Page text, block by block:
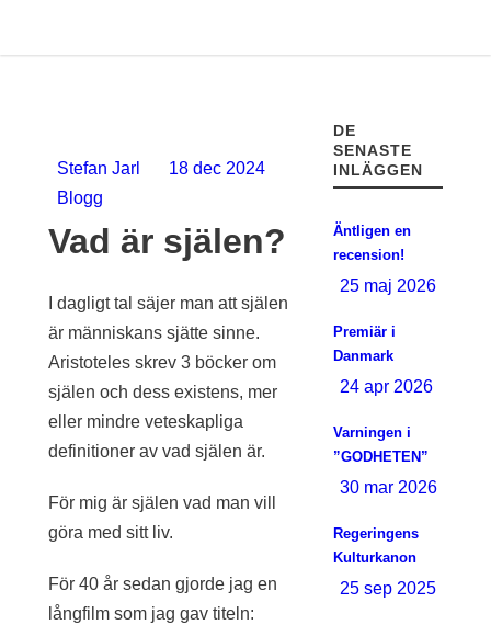
Stefan Jarl
18 dec 2024
Blogg
Vad är själen?
I dagligt tal säjer man att själen
är människans sjätte sinne.
Aristoteles skrev 3 böcker om
själen och dess existens, mer
eller mindre veteskapliga
definitioner av vad själen är.
För mig är själen vad man vill
göra med sitt liv.
För 40 år sedan gjorde jag en
långfilm som jag gav titeln:
DE
SENASTE
INLÄGGEN
Äntligen en
recension!
25 maj 2026
Premiär i
Danmark
24 apr 2026
Varningen i
”GODHETEN”
30 mar 2026
Regeringens
Kulturkanon
25 sep 2025